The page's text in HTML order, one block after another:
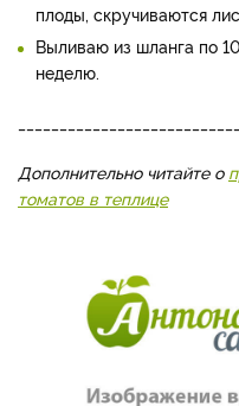
плоды, скручиваются
Выливаю из шланга по
неделю.
Дополнительно читайте о
томатов в теплице